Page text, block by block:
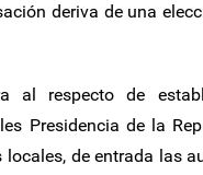
deriva de una
al respecto de
Presidencia de la
de entrada las